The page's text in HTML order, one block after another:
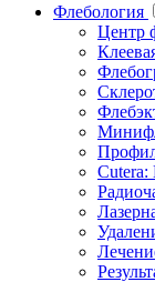
Флебология
Центр
Cutera: